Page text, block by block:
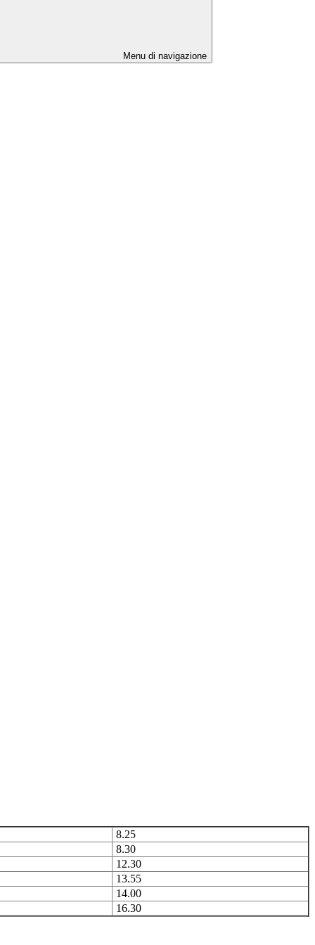
Menu di navigazione
8.25
8.30
12.30
13.55
14.00
16.30